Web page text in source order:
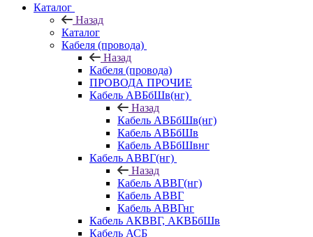
Каталог
Назад
Каталог
Кабеля (провода)
Назад
Кабеля (провода)
ПРОВОДА ПРОЧИЕ
Кабель АВБбШв(нг)
Назад
Кабель АВБбШв(нг)
Кабель АВБбШв
Кабель АВБбШвнг
Кабель АВВГ(нг)
Назад
Кабель АВВГ(нг)
Кабель АВВГ
Кабель АВВГнг
Кабель АКВВГ, АКВБбШв
Кабель АСБ